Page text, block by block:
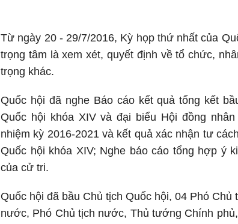
Từ ngày 20 - 29/7/2016, Kỳ họp thứ nhất của
trọng tâm là xem xét, quyết định về tổ chức,
trọng khác.
Quốc hội đã nghe Báo cáo kết quả tổng kết
Quốc hội khóa XIV và đại biểu Hội đồng
nhiệm kỳ 2016-2021 và kết quả xác nhận tư
Quốc hội khóa XIV; Nghe báo cáo tổng hợp ý
của cử tri.
Quốc hội đã bầu Chủ tịch Quốc hội, 04 Phó
nước, Phó Chủ tịch nước, Thủ tướng Chính